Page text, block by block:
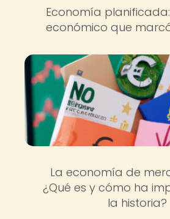
Economía
económico que
La economía de
¿Qué es y cómo ha
la historia?